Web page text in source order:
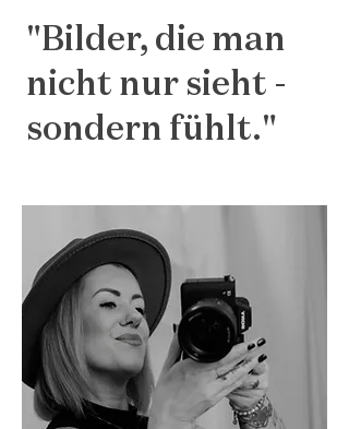
"Bilder, die man
nicht nur sieht -
sondern fühlt."